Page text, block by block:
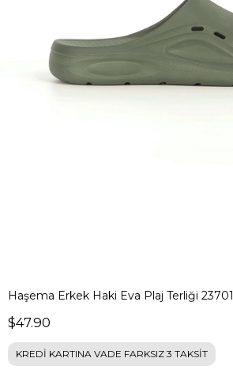
Haşema Erkek Haki Eva Plaj Terliği 23701
$47.90
KREDİ KARTINA VADE FARKSIZ 3 TAKSİT